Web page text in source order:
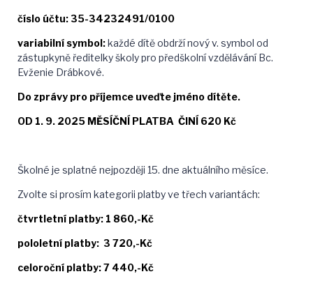
číslo účtu: 35-34232491/0100
variabilní symbol:každé dítě obdrží nový v. symbol od
zástupkyně ředitelky školy pro předškolní vzdělávání Bc.
Evženie Drábkové.
Do zprávy pro příjemce uveďte jméno dítěte.
OD 1. 9. 2025 MĚSÍČNÍ PLATBA ČINÍ 620 Kč
Školné je splatné nejpozději 15. dne aktuálního měsíce.
Zvolte si prosím kategorii platby ve třech variantách:
čtvrtletní platby: 1 860,-Kč
pololetní platby: 3 720,-Kč
celoroční platby: 7 440,-Kč